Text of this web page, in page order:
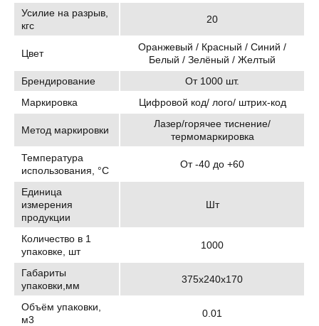
Усилие на разрыв,
кгс
20
Цвет
Оранжевый / Красный / Синий /
Белый / Зелёный / Желтый
Брендирование
От 1000 шт.
Маркировка
Цифровой код/ лого/ штрих-код
Метод маркировки
Лазер/горячее тиснение/
термомаркировка
Температура
использования, °C
От -40 до +60
Единица
измерения
продукции
Шт
Количество в 1
упаковке, шт
1000
Габариты
упаковки,мм
375х240х170
Объём упаковки,
м3
0.01